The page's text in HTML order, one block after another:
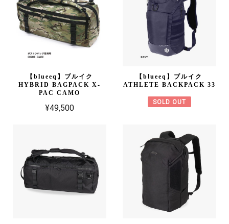
【blueeq】ブルイク
HYBRID BAGPACK X-
PAC CAMO
¥49,500
【blueeq】ブルイク
ATHLETE BACKPACK 33
SOLD OUT